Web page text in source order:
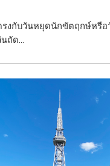
รงกับวันหยุดนักขัตฤกษ์หรื
ถัด...